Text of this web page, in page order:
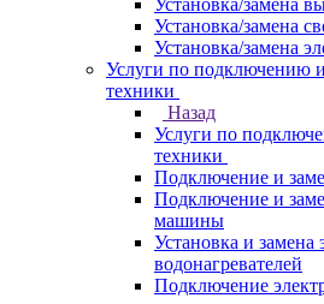
Установка/замена
Установка/замена
Установка/замена
Услуги по подключению
техники
Назад
Услуги по
техники
Подключение и
Подключение и
машины
Установка и замена
водонагревателей
Подключение